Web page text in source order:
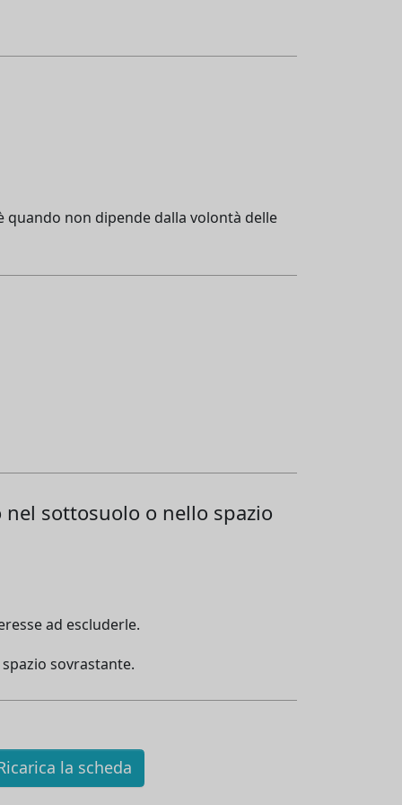
quando non dipende dalla volontà delle
sottosuolo o nello spazio
ad escluderle.
sovrastante.
la scheda